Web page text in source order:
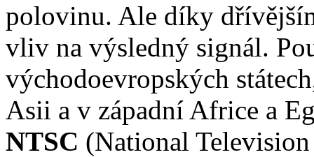
polovinu. Ale díky
vliv na výsledný signál.
východoevropských
Asii a v západní Africe a
NTSC (National